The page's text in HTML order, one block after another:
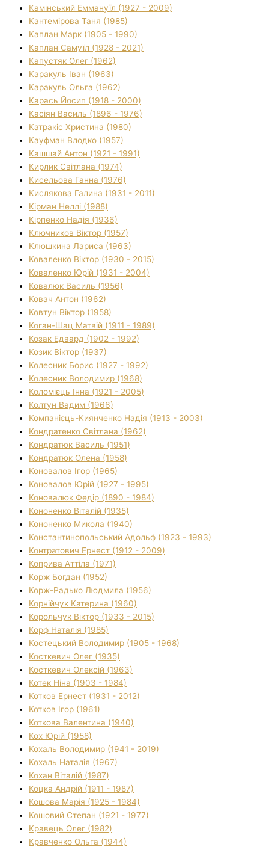
Камінський Еммануїл (1927 - 2009)
Кантемірова Таня (1985)
Каплан Марк (1905 - 1990)
Каплан Самуїл (1928 - 2021)
Капустяк Олег (1962)
Каракуль Іван (1963)
Каракуль Ольга (1962)
Карась Йосип (1918 - 2000)
Касіян Василь (1896 - 1976)
Катракіс Христина (1980)
Кауфман Влодко (1957)
Кашшай Антон (1921 - 1991)
Кирлик Світлана (1974)
Кисельова Ганна (1976)
Кислякова Галина (1931 - 2011)
Кірман Неллі (1988)
Кірпенко Надія (1936)
Ключников Віктор (1957)
Клюшкина Лариса (1963)
Коваленко Віктор (1930 - 2015)
Коваленко Юрій (1931 - 2004)
Ковалюк Василь (1956)
Ковач Антон (1962)
Ковтун Віктор (1958)
Коган-Шац Матвій (1911 - 1989)
Козак Едвард (1902 - 1992)
Козик Віктор (1937)
Колесник Борис (1927 - 1992)
Колесник Володимир (1968)
Коломієць Інна (1921 - 2005)
Колтун Вадим (1966)
Компанієць-Киянченко Надія (1913 - 2003)
Кондратенко Світлана (1962)
Кондратюк Василь (1951)
Кондратюк Олена (1958)
Коновалов Ігор (1965)
Коновалов Юрій (1927 - 1995)
Коновалюк Федір (1890 - 1984)
Кононенко Віталій (1935)
Кононенко Микола (1940)
Константинопольський Адольф (1923 - 1993)
Контратович Ернест (1912 - 2009)
Коприва Аттіла (1971)
Корж Богдан (1952)
Корж-Радько Людмила (1956)
Корнійчук Катерина (1960)
Корольчук Віктор (1933 - 2015)
Корф Наталія (1985)
Костецький Володимир (1905 - 1968)
Косткевич Олег (1935)
Косткевич Олексій (1963)
Котек Ніна (1903 - 1984)
Котков Ернест (1931 - 2012)
Котков Ігор (1961)
Коткова Валентина (1940)
Кох Юрій (1958)
Кохаль Володимир (1941 - 2019)
Кохаль Наталія (1967)
Кохан Віталій (1987)
Коцка Андрій (1911 - 1987)
Кошова Марія (1925 - 1984)
Кошовий Степан (1921 - 1977)
Кравець Олег (1982)
Кравченко Ольга (1944)